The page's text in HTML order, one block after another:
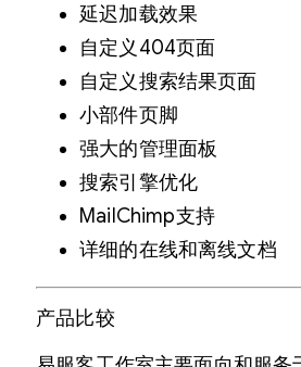
延迟加载效果
自定义404页面
自定义搜索结果页面
小部件页脚
强大的管理面板
搜索引擎优化
MailChimp支持
详细的在线和离线文档
产品比较